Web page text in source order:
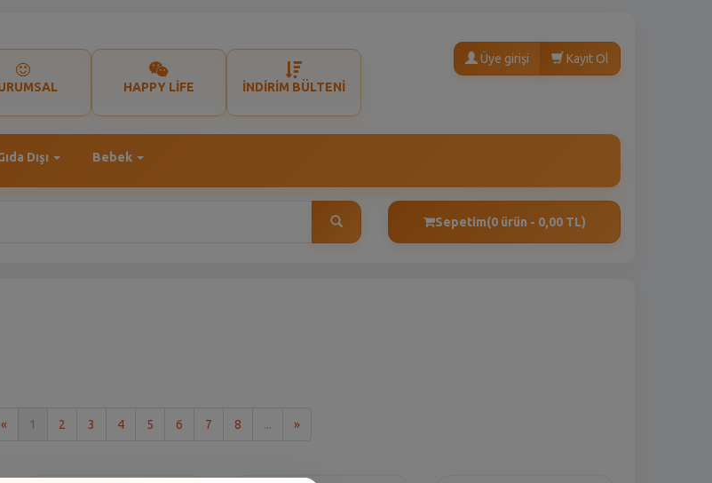
HAPPY LİFE İNDİRİM BÜLTENİ
Üye girişi Kayıt Ol
Dışı Bebek
Sepetim(0 ürün - 0,00 TL)
« 1 2 3 4 5 6 7 8 ... »Son